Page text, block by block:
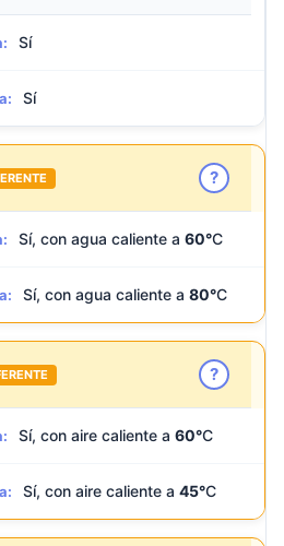
Sí
Sí
?
Sí, con agua caliente a 60°C
Sí, con agua caliente a 80°C
?
Sí, con aire caliente a 60°C
Sí, con aire caliente a 45°C